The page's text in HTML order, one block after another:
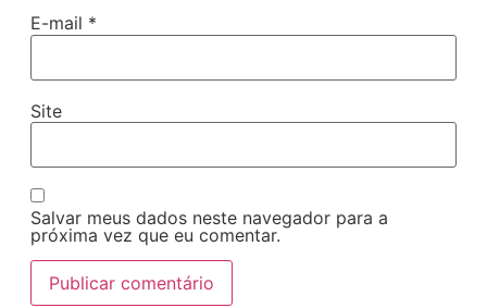
E-mail *
Site
Salvar meus dados neste navegador para a
próxima vez que eu comentar.